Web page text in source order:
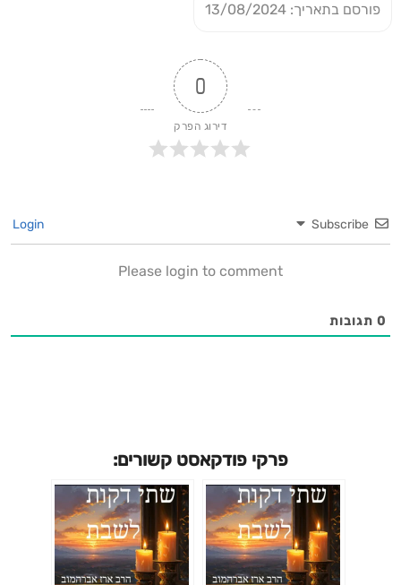
פורסם בתאריך: 13/08/2024
0
דירוג הפרק
Subscribe
Please login to comment
0 תגובות
פרקי פודקאסט קשורים: